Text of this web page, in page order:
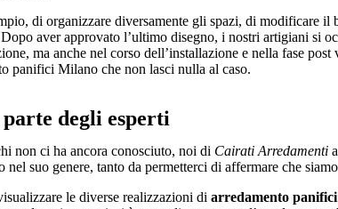
di organizzare diversamente gli spazi, di modificare il
aver approvato l’ultimo disegno, i nostri artigiani si
ma anche nel corso dell’installazione e nella fase
panifici Milano che non lasci nulla al caso.
degli esperti
non ci ha ancora conosciuto, noi di Cairati Arredamenti
nel suo genere, tanto da permetterci di affermare che
le diverse realizzazioni di arredamento